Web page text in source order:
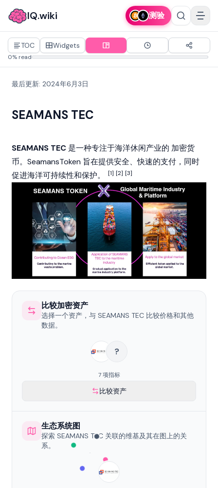
IQ.wiki 测验
TOC Widgets
0% read
最后更新: 2024年6月3日
SEAMANS TEC
SEAMANS TEC 是一种专注于海洋休闲产业的 加密货
币。SeamansToken 旨在提供安全、快速的支付，同时
促进海洋可持续性和保护。
[1] [2] [3]
比较加密资产
选择一个资产，与 SEAMANS TEC 比较价格和其他
数据。
?
7 项指标
比较资产
生态系统图
探索 SEAMANS TEC 关联的维基及其在图上的关
系。